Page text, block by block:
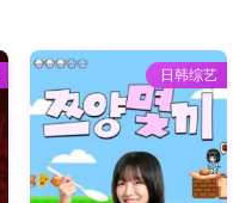
日韩综艺